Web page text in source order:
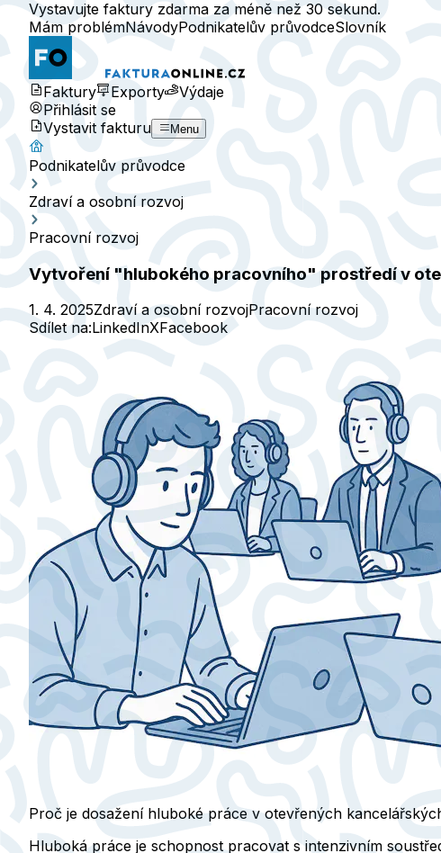
Vystavujte faktury zdarma za méně než 30 sekund.
Mám problémNávodyPodnikatelův průvodceSlovník
Faktury Exporty
Výdaje
Přihlásit se
Vystavit fakturu
Menu
Podnikatelův průvodce
Zdraví a osobní rozvoj
Pracovní rozvoj
Vytvoření "hlubokého pracovního" prostředí v
1. 4. 2025Zdraví a osobní rozvojPracovní rozvoj
Sdílet na:LinkedInXFacebook
Proč je dosažení hluboké práce v otevřených
Hluboká práce je schopnost pracovat s intenzivním